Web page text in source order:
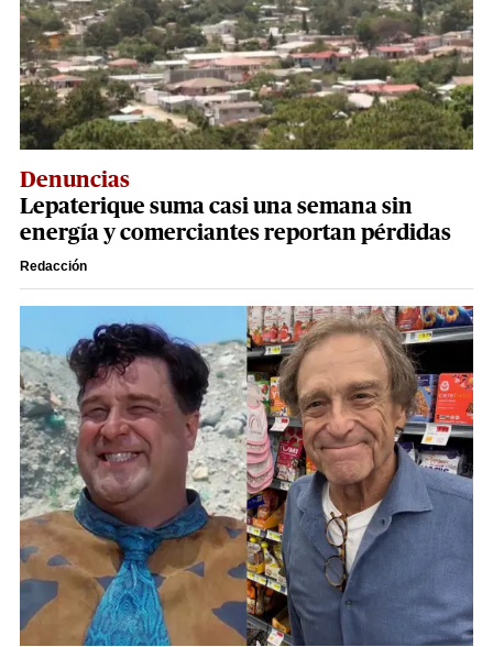
Denuncias
Lepaterique suma casi una semana sin
energía y comerciantes reportan pérdidas
Redacción